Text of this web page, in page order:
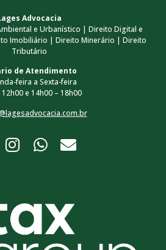
Advocacia
e Urbanístico | Direito Digital e
Imobiliário | Direito Minerário | Direito
Tributário
de Atendimento
feira a Sexta-feira
e 14h00 – 18h00